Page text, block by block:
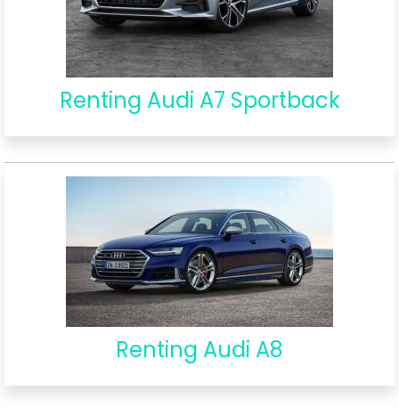
Renting Audi A7 Sportback
Renting Audi A8